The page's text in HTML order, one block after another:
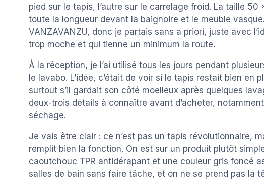
pied sur le tapis, l’autre sur le carrelage froid. La taille
toute la longueur devant la baignoire et le meuble
VANZAVANZU, donc je partais sans a priori, juste avec
trop moche et qui tienne un minimum la route.
À la réception, je l’ai utilisé tous les jours pendant
le lavabo. L’idée, c’était de voir si le tapis restait bien en
surtout s’il gardait son côté moelleux après quelques
deux-trois détails à connaître avant d’acheter,
séchage.
Je vais être clair : ce n’est pas un tapis révolutionnaire,
remplit bien la fonction. On est sur un produit plutôt
caoutchouc TPR antidérapant et une couleur gris foncé
salles de bain sans faire tâche, et on ne se prend pas la